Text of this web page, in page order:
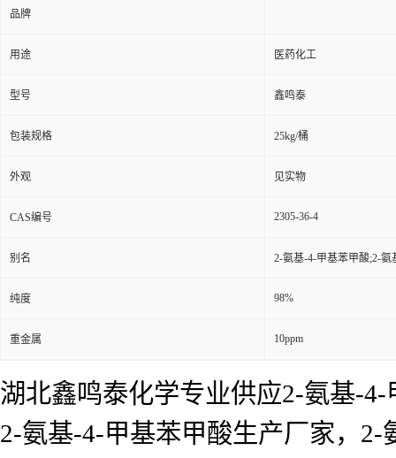
品牌
用途 医药化工
型号 鑫鸣泰
包装规格 25kg/桶
外观 见实物
CAS编号 2305-36-4
别名 2-氨基-4-甲基苯甲酸;2-氨
纯度 98%
重金属 10ppm
湖北鑫鸣泰化学专业供应2-氨基-
2-氨基-4-甲基苯甲酸生产厂家，